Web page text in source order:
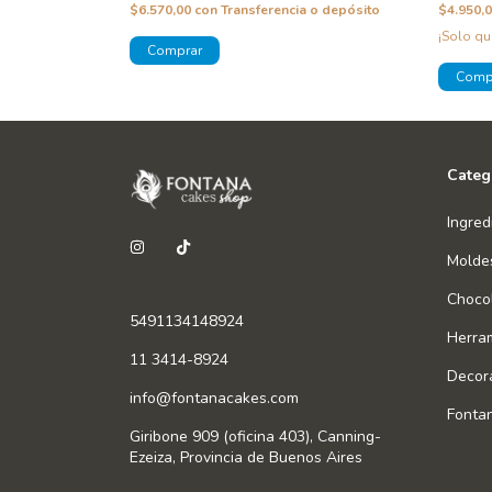
$6.570,00 conTransferencia o depósito
¡Solo
5491134148924
11 3414-8924
info@fontanacakes.com
Giribone 909 (oficina 403), Canning-
Ezeiza, Provincia de Buenos Aires